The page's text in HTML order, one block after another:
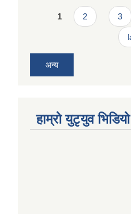
Pages
1 2 3
अन्य
हाम्राे युटृयुव भिडियाे